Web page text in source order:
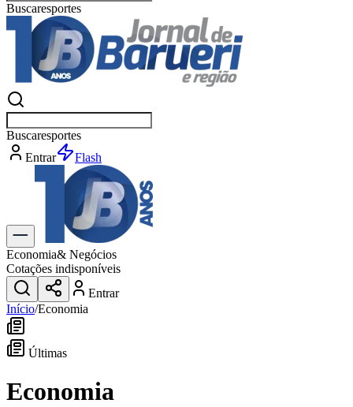
Buscarpolítica
Buscarpolítica
Entrar
Flash
Economia& Negócios
Cotações indisponíveis
Entrar
Início/Economia
Últimas
Economia